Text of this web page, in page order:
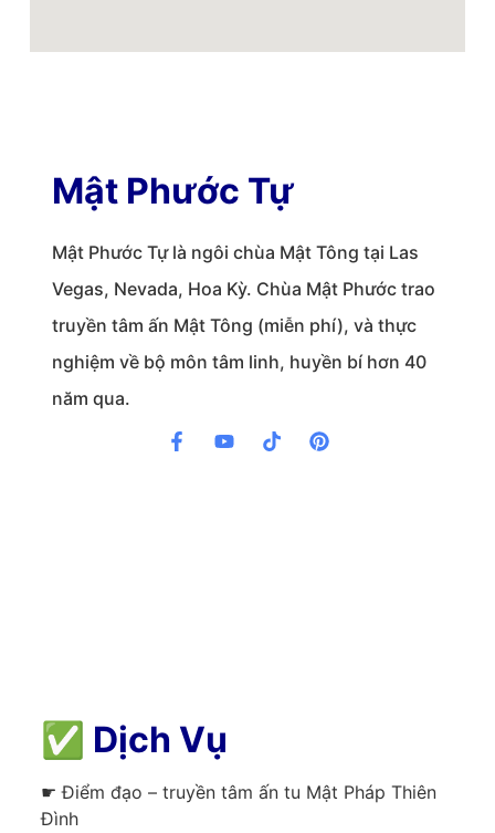
Mật Phước Tự
Mật Phước Tự là ngôi chùa Mật Tông tại Las
Vegas, Nevada, Hoa Kỳ. Chùa Mật Phước trao
truyền tâm ấn Mật Tông (miễn phí), và thực
nghiệm về bộ môn tâm linh, huyền bí hơn 40
năm qua.
✅ Dịch Vụ
☛ Điểm đạo – truyền tâm ấn tu Mật Pháp Thiên
Đình